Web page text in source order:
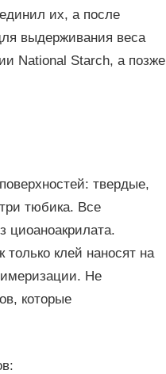
их, а после
выдерживания веса
National Starch, а позже
твердые,
тюбика. Все
циоаноакрилата.
клей наносят на
Не
которые